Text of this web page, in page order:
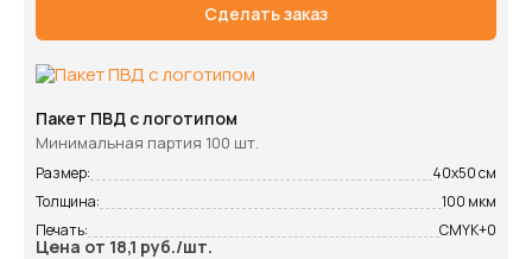
Сделать заказ
Пакет ПВД с логотипом
Минимальная партия 100 шт.
Размер:
40х50 см
Толщина:
100 мкм
Печать:
CMYK+0
Цена от 18,1 руб./шт.